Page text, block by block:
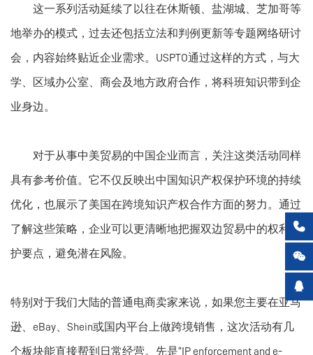
这一系列活动延续了以往在休斯顿、盐湖城、芝加哥等
地举办的模式，过去还包括立法和判例更新等专题网络研讨
会，内容始终贴近企业需求。USPTO通过这样的方式，与大
学、区域办公室、商会及地方政府合作，将科班知识带到企
业身边。
对于从事中美贸易的中国企业而言，关注这类活动同样
具有参考价值。它不仅反映出中国知识产权保护环境的持续
优化，也展示了美国在跨境知识产权合作方面的努力。通过
了解这些策略，企业可以更清晰地把握双边贸易中的权利保
护要点，避免潜在风险。
特别对于我们大陆的普通电商卖家来说，如果您主要在亚马
逊、eBay、Shein或国内平台上做跨境销售，这次活动有几
个板块能直接帮到日常经营。先是“IP enforcement and e-


